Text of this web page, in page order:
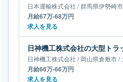
日本運輸株式会社 /群馬県伊勢崎市
月給67万-68万円
求人を見る
日神機工株式会社 /岡山県倉敷市/
月給66万-66万円
求人を見る